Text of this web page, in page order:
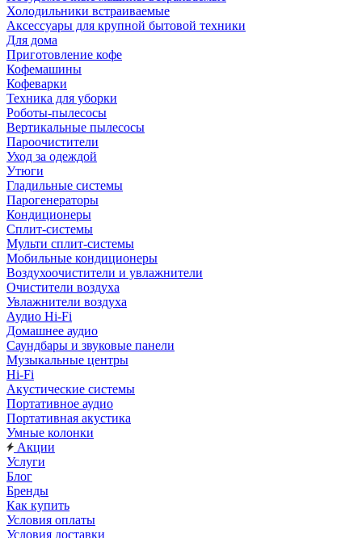
Холодильники встраиваемые
Аксессуары для крупной бытовой техники
Для дома
Приготовление кофе
Кофемашины
Кофеварки
Техника для уборки
Роботы-пылесосы
Вертикальные пылесосы
Пароочистители
Уход за одеждой
Утюги
Гладильные системы
Парогенераторы
Кондиционеры
Сплит-системы
Мульти сплит-системы
Мобильные кондиционеры
Воздухоочистители и увлажнители
Очистители воздуха
Увлажнители воздуха
Аудио Hi-Fi
Домашнее аудио
Саундбары и звуковые панели
Музыкальные центры
Hi-Fi
Акустические системы
Портативное аудио
Портативная акустика
Умные колонки
Акции
Услуги
Блог
Бренды
Как купить
Условия оплаты
Условия доставки